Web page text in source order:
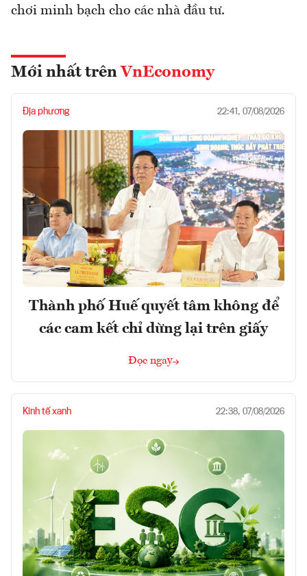
chơi minh bạch cho các nhà đầu tư.
Mới nhất trên VnEconomy
Địa phương 22:41, 07/08/2026
Thành phố Huế quyết tâm không để
các cam kết chỉ dừng lại trên giấy
Đọc ngay
Kinh tế xanh 22:38, 07/08/2026